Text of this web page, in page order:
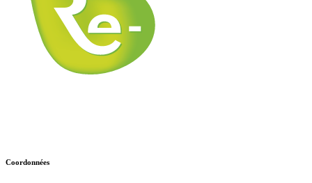
Coordonnées